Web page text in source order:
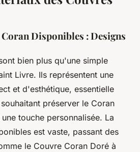
Disponibles : Designs
bien plus qu'une simple
Livre. Ils représentent une
et d'esthétique, essentielle
préserver le Coran
touche personnalisée. La
est vaste, passant des
le Couvre Coran Doré à